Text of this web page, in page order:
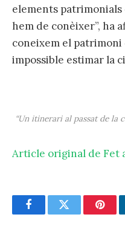
elements patrimonials
hem de conèixer”, ha
coneixem el patrimoni
impossible estimar la
“Un itinerari al passat de la
Article original de Fet
FacebookTwitter